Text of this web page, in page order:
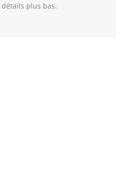
plus bas.